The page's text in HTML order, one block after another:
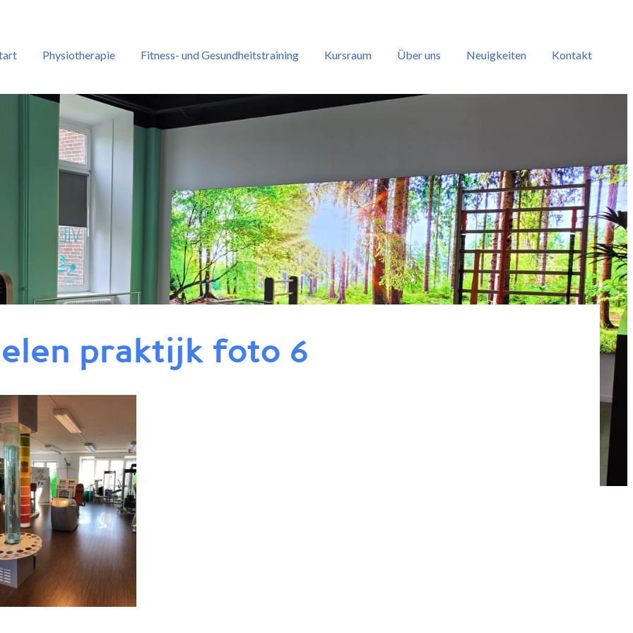
Physiotherapie Fitness- und Gesundheitstraining Kursraum Über uns Neuigkeiten Kontakt
praktijk foto 6